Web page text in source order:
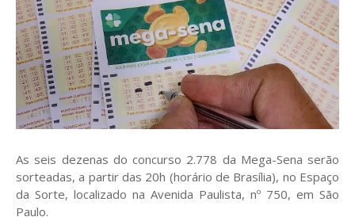
As seis dezenas do concurso 2.778 da Mega-Sena serão
sorteadas, a partir das 20h (horário de Brasília), no Espaço
da Sorte, localizado na Avenida Paulista, nº 750, em São
Paulo.